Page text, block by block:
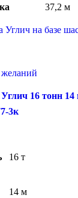
37,2 м
16 тонн 14
3к
16 т
14 м